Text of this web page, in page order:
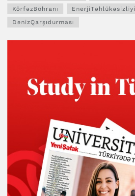
KörfəzBöhranı
EnerjiTəhlükəsizliyi
DənizQarşıdurması